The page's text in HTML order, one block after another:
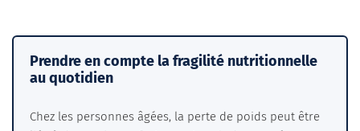
Prendre en compte la fragilité nutritionnelle
au quotidien
Chez les personnes âgées, la perte de poids peut être